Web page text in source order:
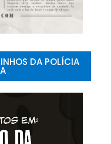
DA POLÍCIA